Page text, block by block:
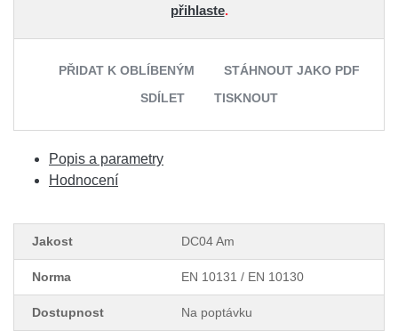
přihlaste.
PŘIDAT K OBLÍBENÝM
STÁHNOUT JAKO PDF
SDÍLET
TISKNOUT
Popis a parametry
Hodnocení
Jakost DC04 Am
Norma EN 10131 / EN 10130
Dostupnost Na poptávku